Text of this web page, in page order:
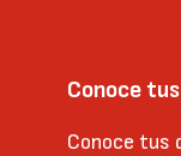
Conoce
Conoce tus